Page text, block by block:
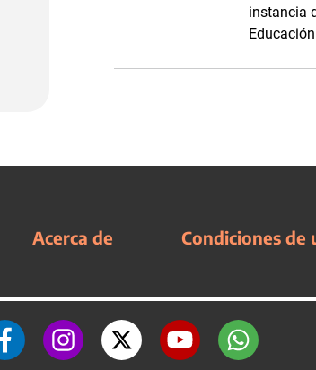
instancia
Acerca de Condiciones de